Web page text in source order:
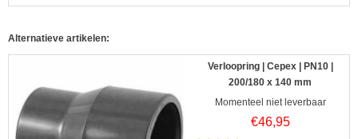
Alternatieve artikelen:
Verloopring | Cepex | PN10 |
200/180 x 140 mm
Momenteel niet leverbaar
€46,95